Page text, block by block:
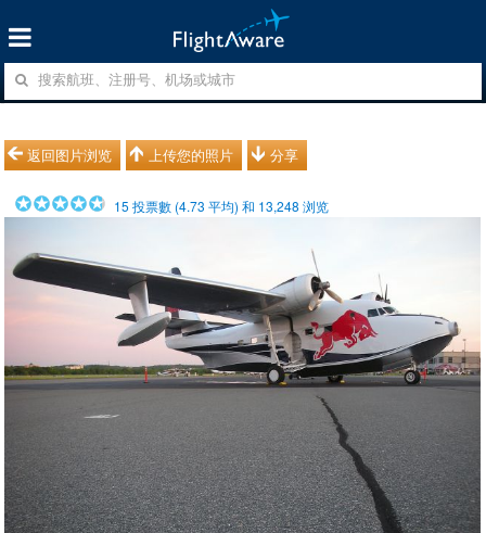
返回图片浏览 上传您的照片 分享
15 投票數 (4.73 平均) 和 13,248 浏览